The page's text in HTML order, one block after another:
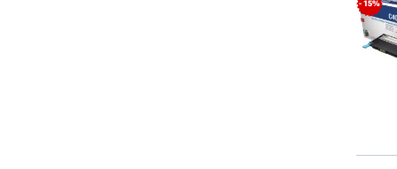
- 15%